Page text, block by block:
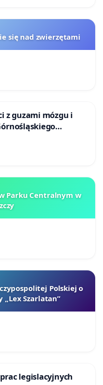
się nad zwierzętami
z guzami mózgu i
Katowicach
Parku Centralnym w
Polskiej o
Szarlatan”
legislacyjnych